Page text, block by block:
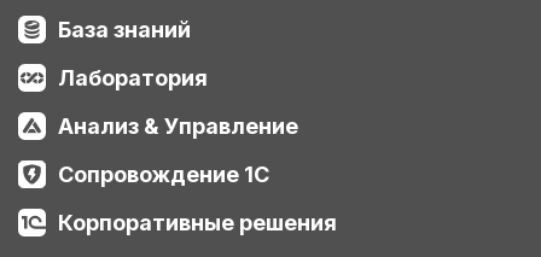
База знаний
Лаборатория
Анализ & Управление
Сопровождение 1С
Корпоративные решения